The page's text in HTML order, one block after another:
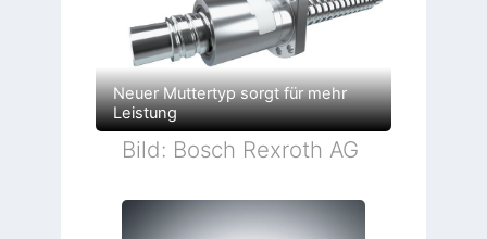
Neuer Muttertyp sorgt für mehr
Leistung
Bild: Bosch Rexroth AG